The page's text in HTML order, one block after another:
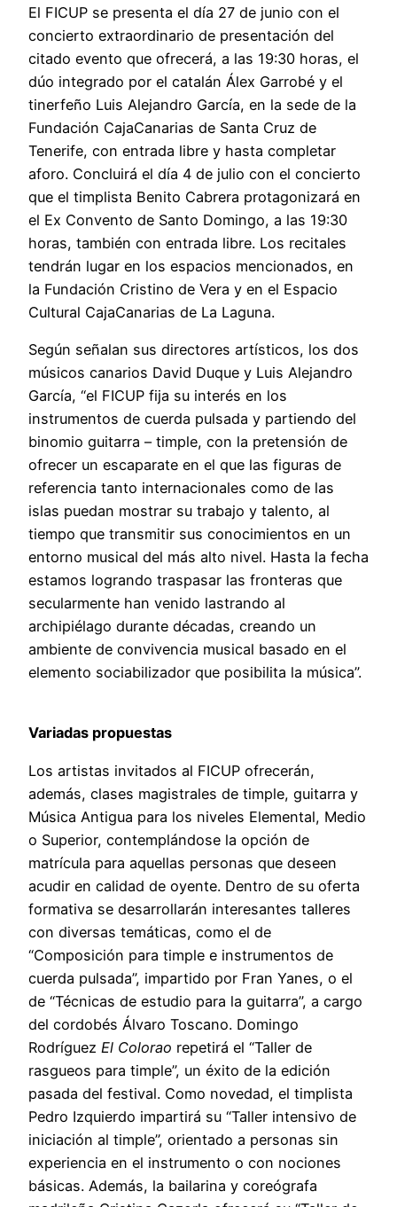
El FICUP se presenta el día 27 de junio con el
concierto extraordinario de presentación del
citado evento que ofrecerá, a las 19:30 horas, el
dúo integrado por el catalán Álex Garrobé y el
tinerfeño Luis Alejandro García, en la sede de la
Fundación CajaCanarias de Santa Cruz de
Tenerife, con entrada libre y hasta completar
aforo. Concluirá el día 4 de julio con el concierto
que el timplista Benito Cabrera protagonizará en
el Ex Convento de Santo Domingo, a las 19:30
horas, también con entrada libre. Los recitales
tendrán lugar en los espacios mencionados, en
la Fundación Cristino de Vera y en el Espacio
Cultural CajaCanarias de La Laguna.
Según señalan sus directores artísticos, los dos
músicos canarios David Duque y Luis Alejandro
García, “el FICUP fija su interés en los
instrumentos de cuerda pulsada y partiendo del
binomio guitarra – timple, con la pretensión de
ofrecer un escaparate en el que las figuras de
referencia tanto internacionales como de las
islas puedan mostrar su trabajo y talento, al
tiempo que transmitir sus conocimientos en un
entorno musical del más alto nivel. Hasta la fecha
estamos logrando traspasar las fronteras que
secularmente han venido lastrando al
archipiélago durante décadas, creando un
ambiente de convivencia musical basado en el
elemento sociabilizador que posibilita la música”.
Variadas propuestas
Los artistas invitados al FICUP ofrecerán,
además, clases magistrales de timple, guitarra y
Música Antigua para los niveles Elemental, Medio
o Superior, contemplándose la opción de
matrícula para aquellas personas que deseen
acudir en calidad de oyente. Dentro de su oferta
formativa se desarrollarán interesantes talleres
con diversas temáticas, como el de
“Composición para timple e instrumentos de
cuerda pulsada”, impartido por Fran Yanes, o el
de “Técnicas de estudio para la guitarra”, a cargo
del cordobés Álvaro Toscano. Domingo
Rodríguez El Colorao repetirá el “Taller de
rasgueos para timple”, un éxito de la edición
pasada del festival. Como novedad, el timplista
Pedro Izquierdo impartirá su “Taller intensivo de
iniciación al timple”, orientado a personas sin
experiencia en el instrumento o con nociones
básicas. Además, la bailarina y coreógrafa